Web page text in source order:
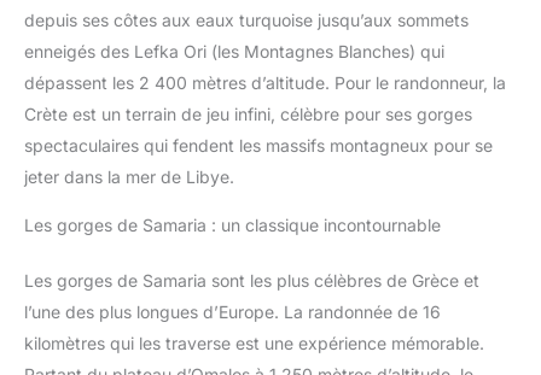
depuis ses côtes aux eaux turquoise jusqu’aux sommets
enneigés des Lefka Ori (les Montagnes Blanches) qui
dépassent les 2 400 mètres d’altitude. Pour le randonneur, la
Crète est un terrain de jeu infini, célèbre pour ses gorges
spectaculaires qui fendent les massifs montagneux pour se
jeter dans la mer de Libye.
Les gorges de Samaria : un classique incontournable
Les gorges de Samaria sont les plus célèbres de Grèce et
l’une des plus longues d’Europe. La randonnée de 16
kilomètres qui les traverse est une expérience mémorable.